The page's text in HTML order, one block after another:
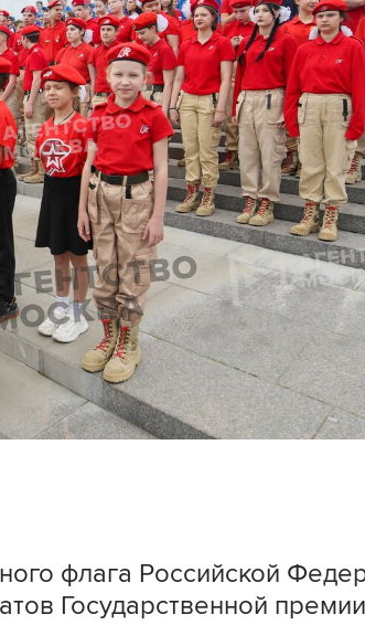
флага Российской
Государственной